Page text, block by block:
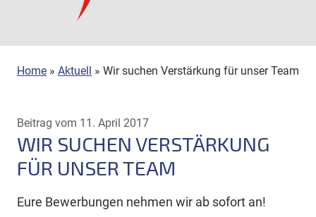
Home » Aktuell » Wir suchen Verstärkung für unser Team
Beitrag vom 11. April 2017
WIR SUCHEN VERSTÄRKUNG
FÜR UNSER TEAM
Eure Bewerbungen nehmen wir ab sofort an!